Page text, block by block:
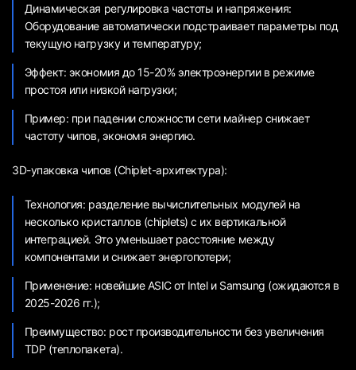
Динамическая регулировка частоты и напряжения:
Оборудование автоматически подстраивает параметры под
текущую нагрузку и температуру;
Эффект: экономия до 15-20% электроэнергии в режиме
простоя или низкой нагрузки;
Пример: при падении сложности сети майнер снижает
частоту чипов, экономя энергию.
3D-упаковка чипов (Chiplet-архитектура):
Технология: разделение вычислительных модулей на
несколько кристаллов (chiplets) с их вертикальной
интеграцией. Это уменьшает расстояние между
компонентами и снижает энергопотери;
Применение: новейшие ASIC от Intel и Samsung (ожидаются в
2025-2026 гг.);
Преимущество: рост производительности без увеличения
TDP (теплопакета).